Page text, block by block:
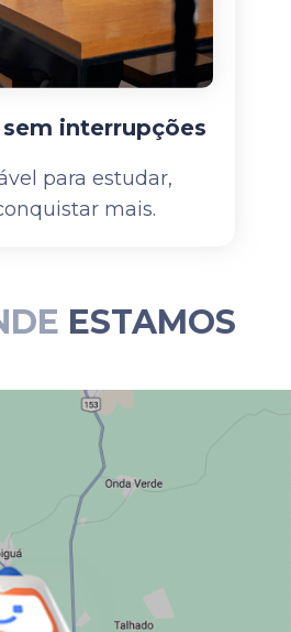
interrupções
para estudar,
mais.
ESTAMOS